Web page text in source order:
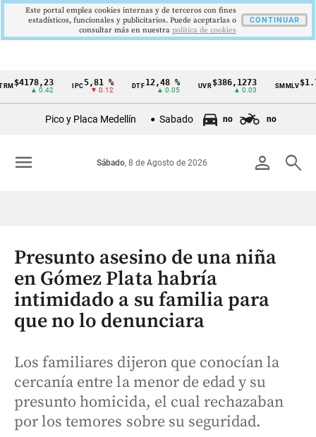
Cintillo
Colombia
▲ 0.42
IPC 5,81 %
▼ 0.12
DTF 12,48 %
▲ 0.05
UVR $386,1273
▲ 0.03
SMMLV
Pico y Placa Medellín Sabado no no
person search
Sábado, 8 de Agosto de 2026
menu
Presunto asesino de una niña
en Gómez Plata habría
intimidado a su familia para
que no lo denunciara
Los familiares dijeron que conocían la
cercanía entre la menor de edad y su
presunto homicida, el cual rechazaban
por los temores sobre su seguridad.
Este portal emplea cookies internas y de terceros con fines
estadísticos, funcionales y publicitarios. Puede aceptarlas o
consultar más en nuestra politica de cookies
CONTINUAR